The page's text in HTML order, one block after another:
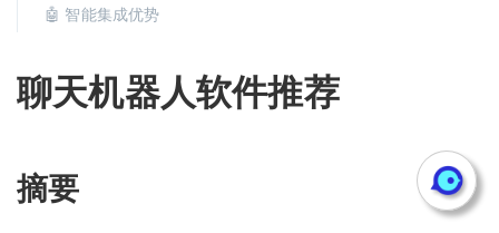
聊天机器人软件推荐
摘要
🤖 智能集成优势